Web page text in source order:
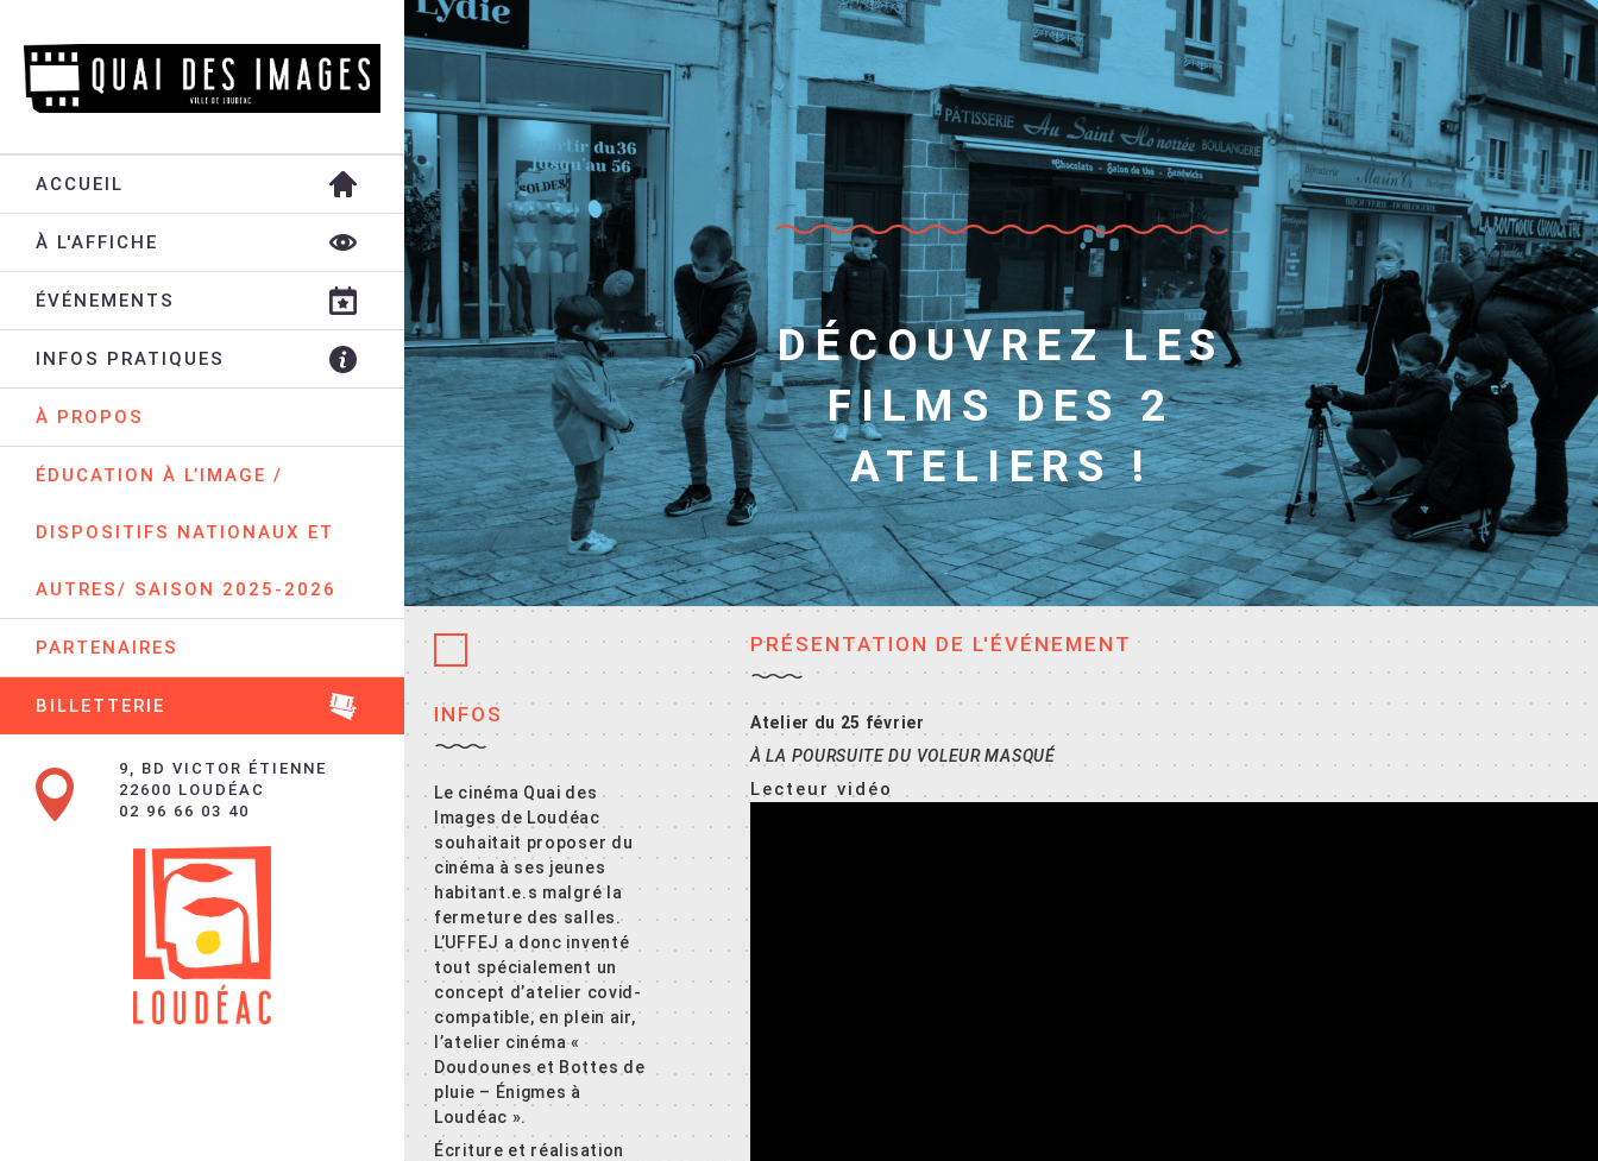
ACCUEIL
À L'AFFICHE
ÉVÉNEMENTS
INFOS PRATIQUES
À PROPOS
ÉDUCATION À L’IMAGE /
DISPOSITIFS NATIONAUX ET
AUTRES/ SAISON 2025-2026
PARTENAIRES
BILLETTERIE
9, BD VICTOR ÉTIENNE
22600 LOUDÉAC
02 96 66 03 40
DÉCOUVREZ LES
FILMS DES 2
ATELIERS !
INFOS
Le cinéma Quai des
Images de Loudéac
souhaitait proposer du
cinéma à ses jeunes
habitant.e.s malgré la
fermeture des salles.
L’UFFEJ a donc inventé
tout spécialement un
concept d’atelier covid-
compatible, en plein air,
l’atelier cinéma «
Doudounes et Bottes de
pluie – Énigmes à
Loudéac ».
Écriture et réalisation
PRÉSENTATION DE L'ÉVÉNEMENT
Atelier du 25 février
À LA POURSUITE DU VOLEUR MASQUÉ
Lecteur vidéo